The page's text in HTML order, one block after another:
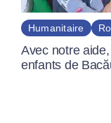
Roumanie
aide, Sœur